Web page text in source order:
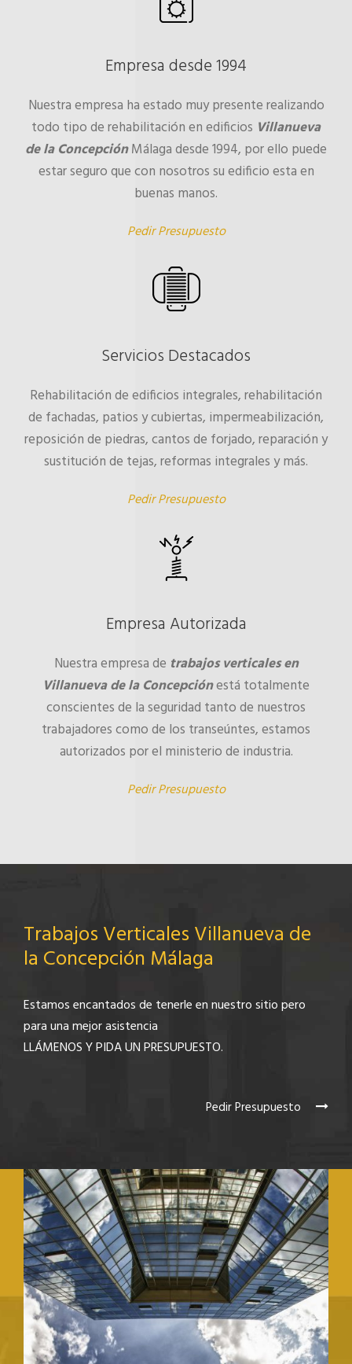
Empresa desde 1994
Nuestra empresa ha estado muy presente realizando
todo tipo de rehabilitación en edificios Villanueva
de la ConcepciónMálaga desde 1994, por ello puede
estar seguro que con nosotros su edificio esta en
buenas manos.
Pedir Presupuesto
Servicios Destacados
Rehabilitación de edificios integrales, rehabilitación
de fachadas, patios y cubiertas, impermeabilización,
reposición de piedras, cantos de forjado, reparación y
sustitución de tejas, reformas integrales y más.
Pedir Presupuesto
Empresa Autorizada
Nuestra empresa de trabajos verticales en
Villanueva de la Concepciónestá totalmente
conscientes de la seguridad tanto de nuestros
trabajadores como de los transeúntes, estamos
autorizados por el ministerio de industria.
Pedir Presupuesto
Trabajos Verticales Villanueva de
la Concepción Málaga
Estamos encantados de tenerle en nuestro sitio pero
para una mejor asistencia
LLÁMENOS Y PIDA UN PRESUPUESTO.
Pedir Presupuesto
REHABILITACIONES DE EDIFICIOS